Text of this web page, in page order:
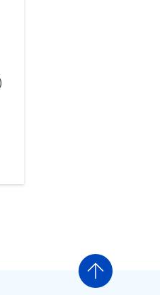
Ir arriba